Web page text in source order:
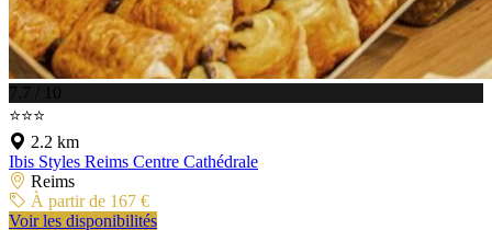
7.7 / 10
⭐⭐⭐
2.2 km
Ibis Styles Reims Centre Cathédrale
Reims
À partir de 167 €
Voir les disponibilités